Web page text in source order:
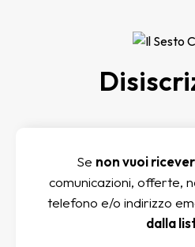
Se non vuoi
comunicazioni, offerte,
telefono e/o indirizzo
dalla